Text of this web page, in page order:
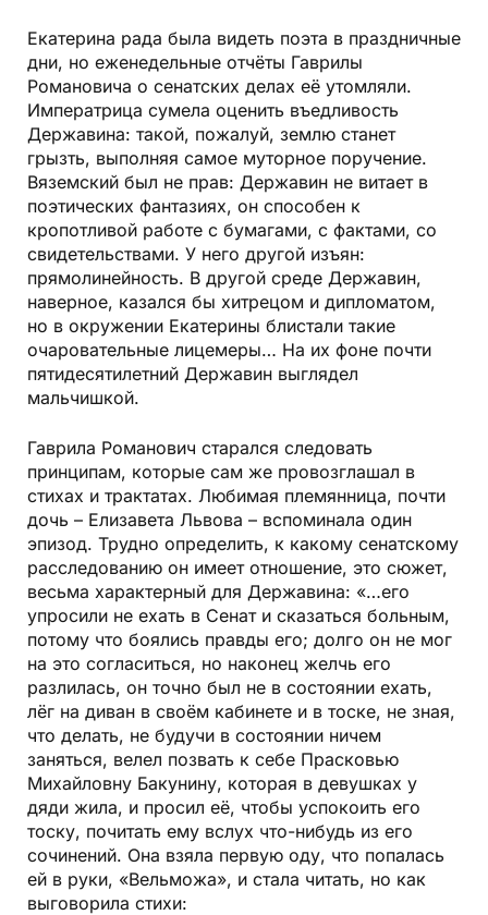
Екатерина рада была видеть поэта в праздничные
дни, но еженедельные отчёты Гаврилы
Романовича о сенатских делах её утомляли.
Императрица сумела оценить въедливость
Державина: такой, пожалуй, землю станет
грызть, выполняя самое муторное поручение.
Вяземский был не прав: Державин не витает в
поэтических фантазиях, он способен к
кропотливой работе с бумагами, с фактами, со
свидетельствами. У него другой изъян:
прямолинейность. В другой среде Державин,
наверное, казался бы хитрецом и дипломатом,
но в окружении Екатерины блистали такие
очаровательные лицемеры… На их фоне почти
пятидесятилетний Державин выглядел
мальчишкой.
Гаврила Романович старался следовать
принципам, которые сам же провозглашал в
стихах и трактатах. Любимая племянница, почти
дочь – Елизавета Львова – вспоминала один
эпизод. Трудно определить, к какому сенатскому
расследованию он имеет отношение, это сюжет,
весьма характерный для Державина: «…его
упросили не ехать в Сенат и сказаться больным,
потому что боялись правды его; долго он не мог
на это согласиться, но наконец желчь его
разлилась, он точно был не в состоянии ехать,
лёг на диван в своём кабинете и в тоске, не зная,
что делать, не будучи в состоянии ничем
заняться, велел позвать к себе Прасковью
Михайловну Бакунину, которая в девушках у
дяди жила, и просил её, чтобы успокоить его
тоску, почитать ему вслух что-нибудь из его
сочинений. Она взяла первую оду, что попалась
ей в руки, «Вельможа», и стала читать, но как
выговорила стихи: